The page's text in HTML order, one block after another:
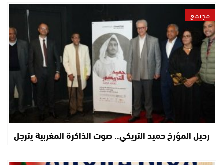
مجتمع
رحيل المؤرخ حميد التريكي.. صوت الذاكرة المغربية يترجل